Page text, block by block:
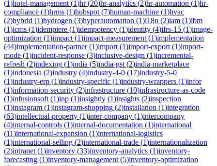
(1)hotel-management (1)hr(20)hr-analytics (2)hr-automation (1)hr-
compliance (1)hrms (1)hubspot (7)human-machine (1)hvac
(2)hybrid (1)hydrogen (3)hyperautomation (1)i18n (2)iam (1)ibm
(1)icms (1)idempiere (1)idempotency (1)identity (4)ifrs-15 (1)image-
optimization (1)impact (1)impact-measurement (1)implementation
(44)implementation-partner(1)import (1)import-export (1)import-
mode (1)incident-response (3)inclusive-design (1)incremental-
refresh (2)indexing (1)india (5)india-gst (2)india-marketplace
(1)indonesia (2)industry (4)industry-4-0 (17)industry-5-0
(1)industry-erp (1)industry-specific (1)industry-wrappers (1)infor
(1)information-security (2)infrastructure (10)infrastructure-as-code
(1)infusionsoft (1)inp (1)insightly (1)insights (2)inspection
(1)instagram (1)instagram-shopping (2)installation (1)integration
(63)intellectual-property (1)inter-company (1)intercompany
(4)internal-controls (1)internal-documentation (1)international
(11)international-expansion (1)international-logistics
(1)international-selling (2)international-trade (1)internationalization
(2)intranet (1)inventory (33)inventory-analytics (1)inventory-
forecasting (1)inventory-management (5)inventory-optimization